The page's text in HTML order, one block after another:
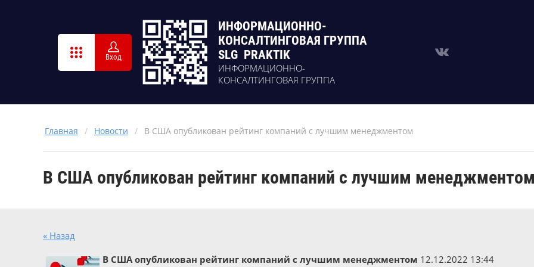
Вход
ИНФОРМАЦИОННО-
КОНСАЛТИНГОВАЯ ГРУППА
ИНФОРМАЦИОННО-
КОНСАЛТИНГОВАЯ ГРУППА
SLG PRAKTIK
Главная / Новости / В США опубликован рейтинг компаний с лучшим менеджментом
В США опубликован рейтинг компаний с лучшим
« Назад
В США опубликован рейтинг компаний с лучшим менеджментом 12.12.2022 13:44